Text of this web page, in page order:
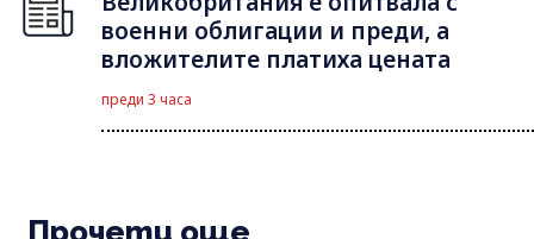
военни облигации и преди, а
вложителите платиха цената
преди 3 часа
Прочети още